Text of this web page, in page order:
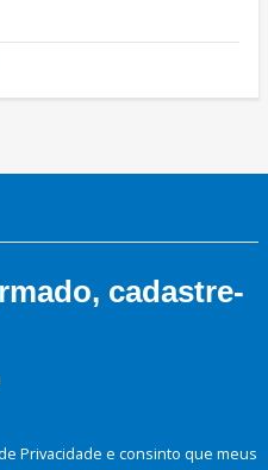
cadastre-
Privacidade e consinto que meus